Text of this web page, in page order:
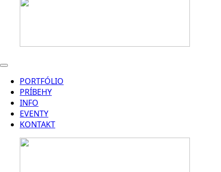
PORTFÓLIO
PRÍBEHY
INFO
EVENTY
KONTAKT